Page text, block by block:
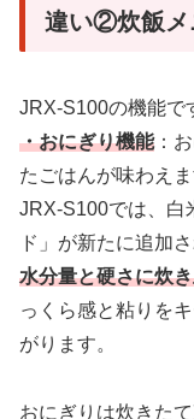
違い②炊飯メ
JRX-S100の機能で
・おにぎり機能：
たごはんが味わえま
JRX-S100では、白
ド」が新たに追加
水分量と硬さに炊
っくら感と粘りを
がります。
おにぎりは炊きたて